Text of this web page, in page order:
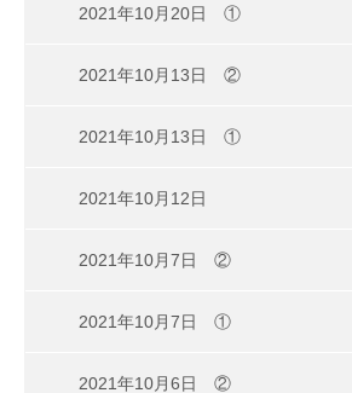
2021年10月20日 ①
2021年10月13日 ②
2021年10月13日 ①
2021年10月12日
2021年10月7日 ②
2021年10月7日 ①
2021年10月6日 ②